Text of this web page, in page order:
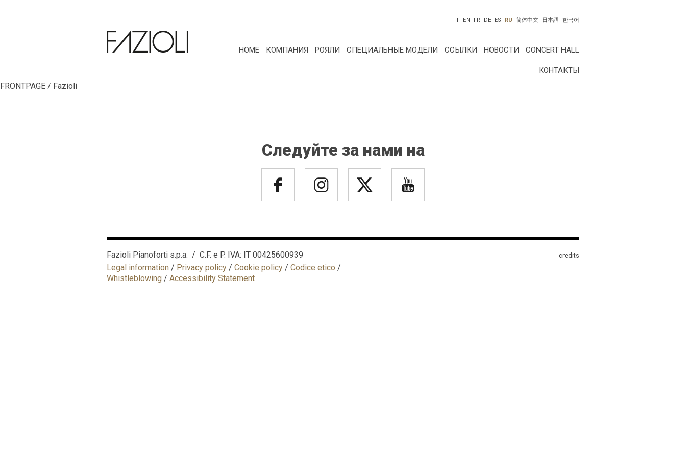
한국어
日本語
IT EN FR DE ES RU 简体中文
HOME КОМПАНИЯ РОЯЛИ СПЕЦИАЛЬНЫЕ МОДЕЛИ ССЫЛКИ НОВОСТИ CONCERT HALL
КОНТАКТЫ
FRONTPAGE / Fazioli
Следуйте за нами на
Fazioli Pianoforti s.p.a. / C.F. e P. IVA: IT 00425600939
Legal information / Privacy policy / Cookie policy / Codice etico /
Whistleblowing / Accessibility Statement
credits